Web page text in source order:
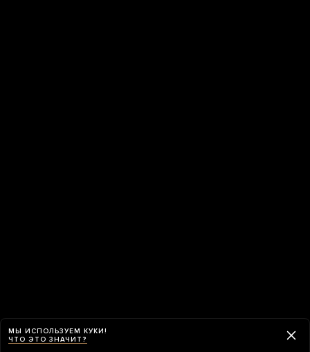
МЫ ИСПОЛЬЗУЕМ КУКИ!
ЧТО ЭТО ЗНАЧИТ?